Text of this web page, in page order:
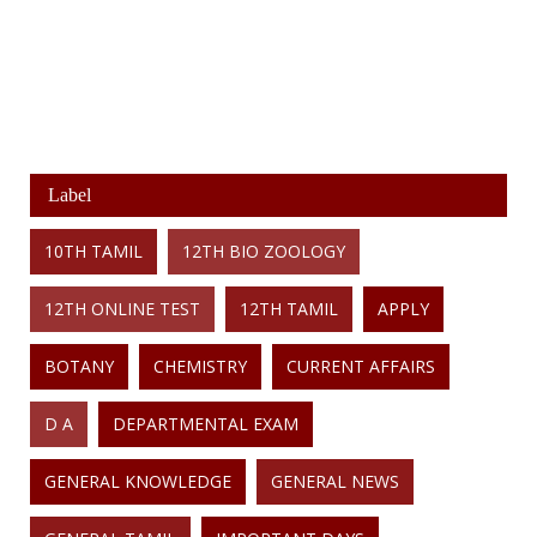
Label
10TH TAMIL 12TH BIO ZOOLOGY
12TH ONLINE TEST 12TH TAMIL APPLY
BOTANY CHEMISTRY CURRENT AFFAIRS
D A DEPARTMENTAL EXAM
GENERAL KNOWLEDGE GENERAL NEWS